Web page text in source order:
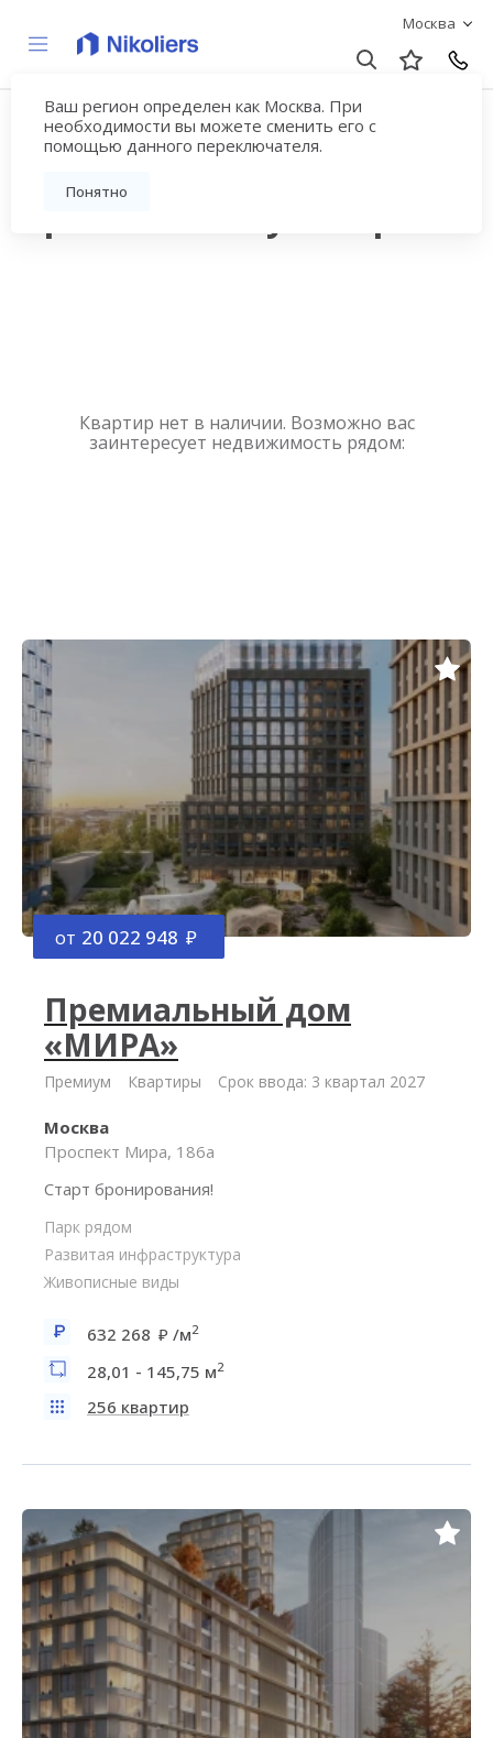
Москва
Ваш регион определен как Москва. При
необходимости вы можете сменить его с
помощью данного переключателя.
Понятно
Купить квартиру
новостройку у метро
Квартир нет в наличии. Возможно вас
заинтересует недвижимость рядом:
от 20 022 948
Премиальный дом
«МИРА»
Премиум Квартиры Срок ввода: 3 квартал 2027
Москва
Проспект Мира, 186а
Старт бронирования!
Парк рядом
Развитая инфраструктура
Живописные виды
632 268 /м2
28,01 - 145,75 м2
256 квартир